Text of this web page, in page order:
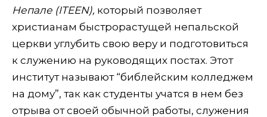
Непале (ITEEN), который позволяет
христианам быстрорастущей непальской
церкви углубить свою веру и подготовиться
к служению на руководящих постах. Этот
институт называют “библейским колледжем
на дому”, так как студенты учатся в нем без
отрыва от своей обычной работы, служения